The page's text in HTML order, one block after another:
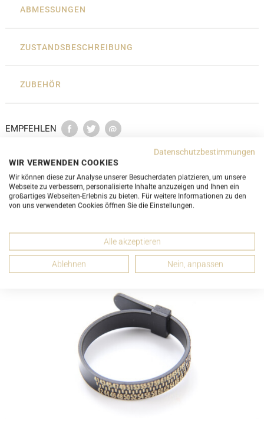
ABMESSUNGEN
ZUSTANDSBESCHREIBUNG
ZUBEHÖR
EMPFEHLEN
Passende Artikel
Datenschutzbestimmungen
WIR VERWENDEN COOKIES
Wir können diese zur Analyse unserer Besucherdaten platzieren, um unsere
Webseite zu verbessern, personalisierte Inhalte anzuzeigen und Ihnen ein
großartiges Webseiten-Erlebnis zu bieten. Für weitere Informationen zu den
von uns verwendeten Cookies öffnen Sie die Einstellungen.
Alle akzeptieren
Ablehnen Nein, anpassen